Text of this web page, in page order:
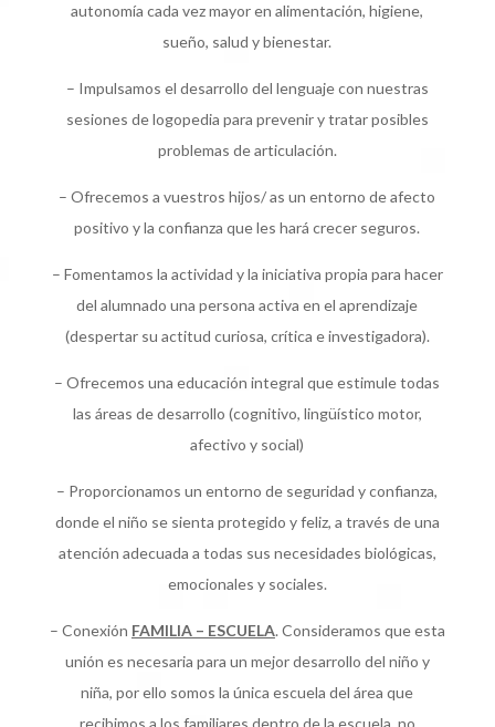
autonomía cada vez mayor en alimentación, higiene,
sueño, salud y bienestar.
– Impulsamos el desarrollo del lenguaje con nuestras
sesiones de logopedia para prevenir y tratar posibles
problemas de articulación.
– Ofrecemos a vuestros hijos/ as un entorno de afecto
positivo y la confianza que les hará crecer seguros.
– Fomentamos la actividad y la iniciativa propia para hacer
del alumnado una persona activa en el aprendizaje
(despertar su actitud curiosa, crítica e investigadora).
– Ofrecemos una educación integral que estimule todas
las áreas de desarrollo (cognitivo, lingüístico motor,
afectivo y social)
– Proporcionamos un entorno de seguridad y confianza,
donde el niño se sienta protegido y feliz, a través de una
atención adecuada a todas sus necesidades biológicas,
emocionales y sociales.
– Conexión FAMILIA – ESCUELA. Consideramos que esta
unión es necesaria para un mejor desarrollo del niño y
niña, por ello somos la única escuela del área que